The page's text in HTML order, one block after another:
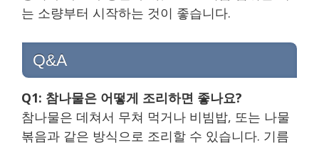
는 소량부터 시작하는 것이 좋습니다.
Q&A
Q1: 참나물은 어떻게 조리하면 좋나요?
참나물은 데쳐서 무쳐 먹거나 비빔밥, 또는 나물
볶음과 같은 방식으로 조리할 수 있습니다. 기름